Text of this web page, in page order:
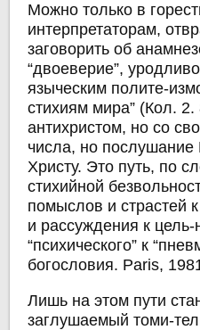
Можно только в
интерпретаторам,
заговорить об
“двоеверие”,
языческим полите-
стихиям мира” (Кол.
антихристом, но со
числа, но послушание
Христу. Это путь, по
стихийной
помыслов и страстей
и рассуждения к
“психического” к
богословия. Рaris,
Лишь на этом пути
заглушаемый томи-